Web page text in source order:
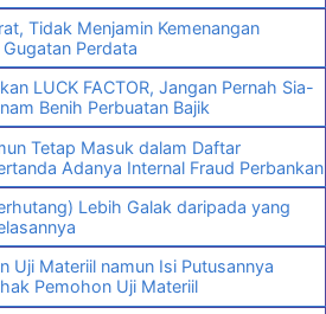
Tidak Menjamin Kemenangan
Perdata
LUCK FACTOR, Jangan Pernah Sia-
Benih Perbuatan Bajik
Tetap Masuk dalam Daftar
Adanya Internal Fraud Perbankan
Lebih Galak daripada yang
Uji Materiil namun Isi Putusannya
Pemohon Uji Materiil